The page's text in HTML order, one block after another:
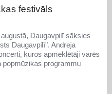
festivāls
Daugavpilī sāksies
Daugavpilī". Andreja
kuros apmeklētāji varēs
popmūzikas programmu